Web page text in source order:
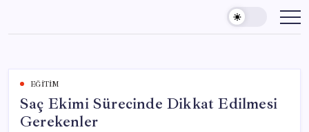
content
EĞITIM
Saç Ekimi Sürecinde Dikkat Edilmesi
Gerekenler